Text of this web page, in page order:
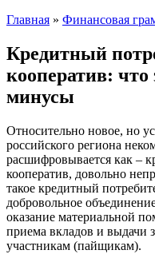
Главная » Финансовая
Кредитный
кооператив:
минусы
Относительно новое, но
российского региона
расшифровывается как –
кооператив, довольно
такое кредитный
добровольное
оказание материальной
приема вкладов и выдачи
участникам (пайщикам).